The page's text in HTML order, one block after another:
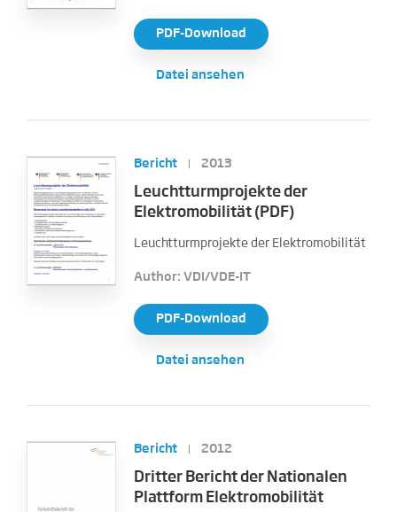
PDF-Download
Datei ansehen
Bericht 2013
Leuchtturmprojekte der
Elektromobilität (PDF)
Leuchtturmprojekte der Elektromobilität
Author: VDI/VDE-IT
PDF-Download
Datei ansehen
Bericht 2012
Dritter Bericht der Nationalen
Plattform Elektromobilität